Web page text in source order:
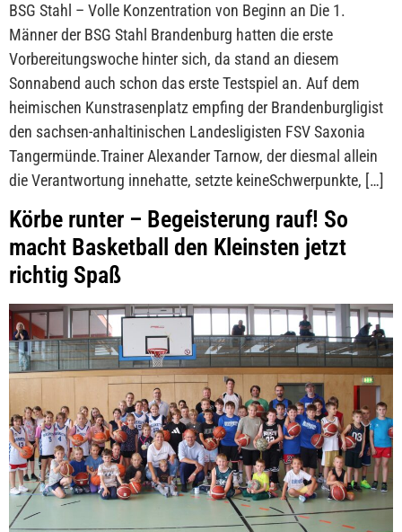
BSG Stahl – Volle Konzentration von Beginn an Die 1.
Männer der BSG Stahl Brandenburg hatten die erste
Vorbereitungswoche hinter sich, da stand an diesem
Sonnabend auch schon das erste Testspiel an. Auf dem
heimischen Kunstrasenplatz empfing der Brandenburgligist
den sachsen-anhaltinischen Landesligisten FSV Saxonia
Tangermünde.Trainer Alexander Tarnow, der diesmal allein
die Verantwortung innehatte, setzte keineSchwerpunkte, […]
Körbe runter – Begeisterung rauf! So
macht Basketball den Kleinsten jetzt
richtig Spaß